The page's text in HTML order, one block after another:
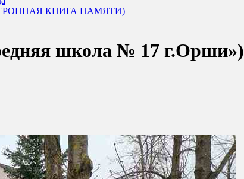
КНИГА ПАМЯТИ)
школа № 17 г.Орши»)